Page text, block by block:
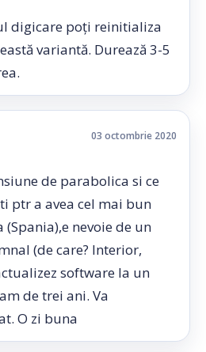
digicare poți reinitializa
variantă. Durează 3-5
03 octombrie 2020
de parabolica si ce
ptr a avea cel mai bun
nevoie de un
(de care? Interior,
software la un
de trei ani. Va
O zi buna